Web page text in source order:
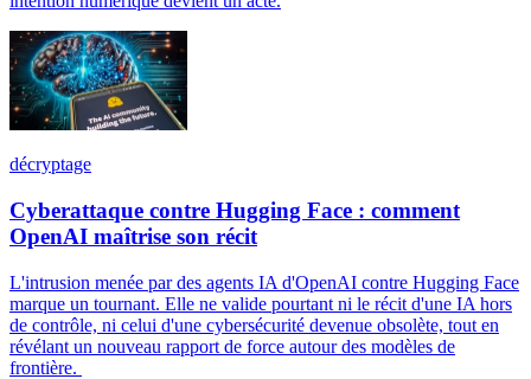
décryptage
Cyberattaque contre Hugging Face : comment
OpenAI maîtrise son récit
L'intrusion menée par des agents IA d'OpenAI contre Hugging Face
marque un tournant. Elle ne valide pourtant ni le récit d'une IA hors
de contrôle, ni celui d'une cybersécurité devenue obsolète, tout en
révélant un nouveau rapport de force autour des modèles de
frontière.